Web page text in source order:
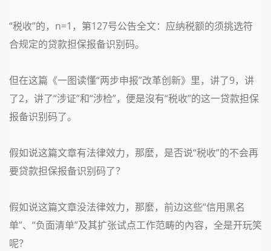
“税收”的，n=1，第127号公告全文： 应纳税额的须挑选符
合规定的贷款担保报备识别码。
但在这篇《一图读懂“两步申报”改革创新》里，讲了9，讲
了2，讲了“涉证”和“涉检”，便是沒有“税收”的这一贷款担保
报备识别码了。
假如说这篇文章有法律效力，那麼，是否说“税收”的不会再
要贷款担保报备识别码了？
假如说这篇文章没法律效力，那麼，前边这些“信用黑名
单”、“负面清单”及其扩张试点工作范畴的內容，全是开玩笑
呢？